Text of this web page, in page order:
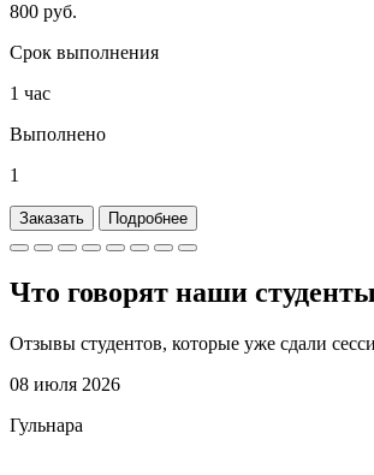
800 руб.
Срок выполнения
1 час
Выполнено
1
Заказать Подробнее
Что говорят наши студенты
Отзывы студентов, которые уже сдали
08 июля 2026
Гульнара